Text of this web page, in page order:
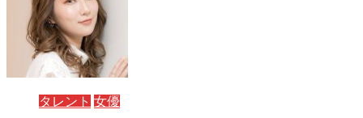
タレント 女優